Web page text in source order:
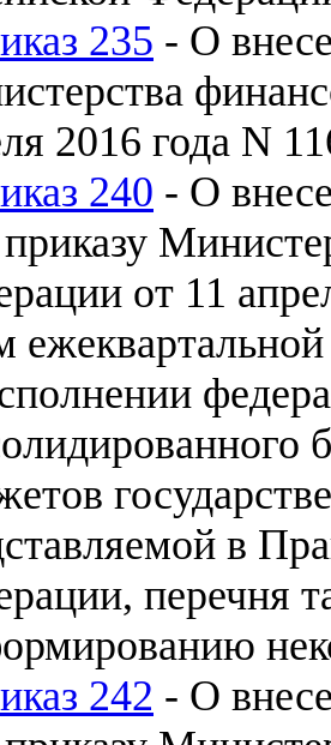
235 - О
2016 года N
240 - О
от 11
в
перечня
242 - О